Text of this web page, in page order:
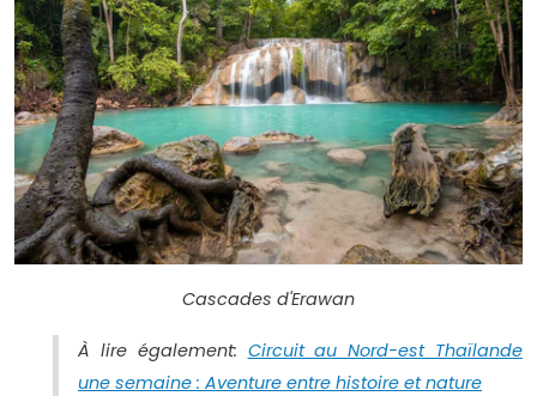
Cascades d'Erawan
À lire également: Circuit au Nord-est Thaïlande
une semaine : Aventure entre histoire et nature